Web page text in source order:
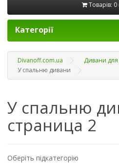
Товарів: 0
Категорії
Divanoff.com.ua
Дивани
У спальню дивани
У спальню
страница 2
Оберіть підкатегорію